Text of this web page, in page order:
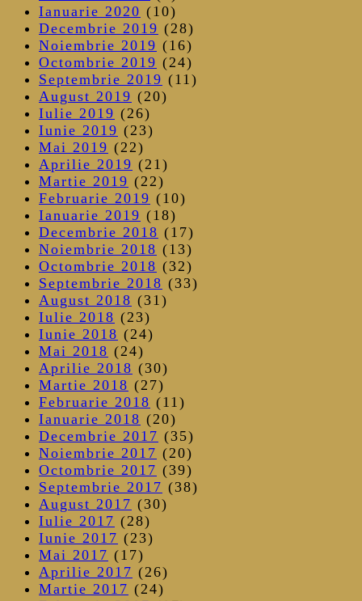
Ianuarie 2020 (10)
Decembrie 2019 (28)
Noiembrie 2019 (16)
Octombrie 2019 (24)
Septembrie 2019 (11)
August 2019 (20)
Iulie 2019 (26)
Iunie 2019 (23)
Mai 2019 (22)
Aprilie 2019 (21)
Martie 2019 (22)
Februarie 2019 (10)
Ianuarie 2019 (18)
Decembrie 2018 (17)
Noiembrie 2018 (13)
Octombrie 2018 (32)
Septembrie 2018 (33)
August 2018 (31)
Iulie 2018 (23)
Iunie 2018 (24)
Mai 2018 (24)
Aprilie 2018 (30)
Martie 2018 (27)
Februarie 2018 (11)
Ianuarie 2018 (20)
Decembrie 2017 (35)
Noiembrie 2017 (20)
Octombrie 2017 (39)
Septembrie 2017 (38)
August 2017 (30)
Iulie 2017 (28)
Iunie 2017 (23)
Mai 2017 (17)
Aprilie 2017 (26)
Martie 2017 (24)